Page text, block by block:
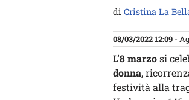
di Cristina La
08/03/2022 12:09 -
L’8 marzosi
donna,
festività alla